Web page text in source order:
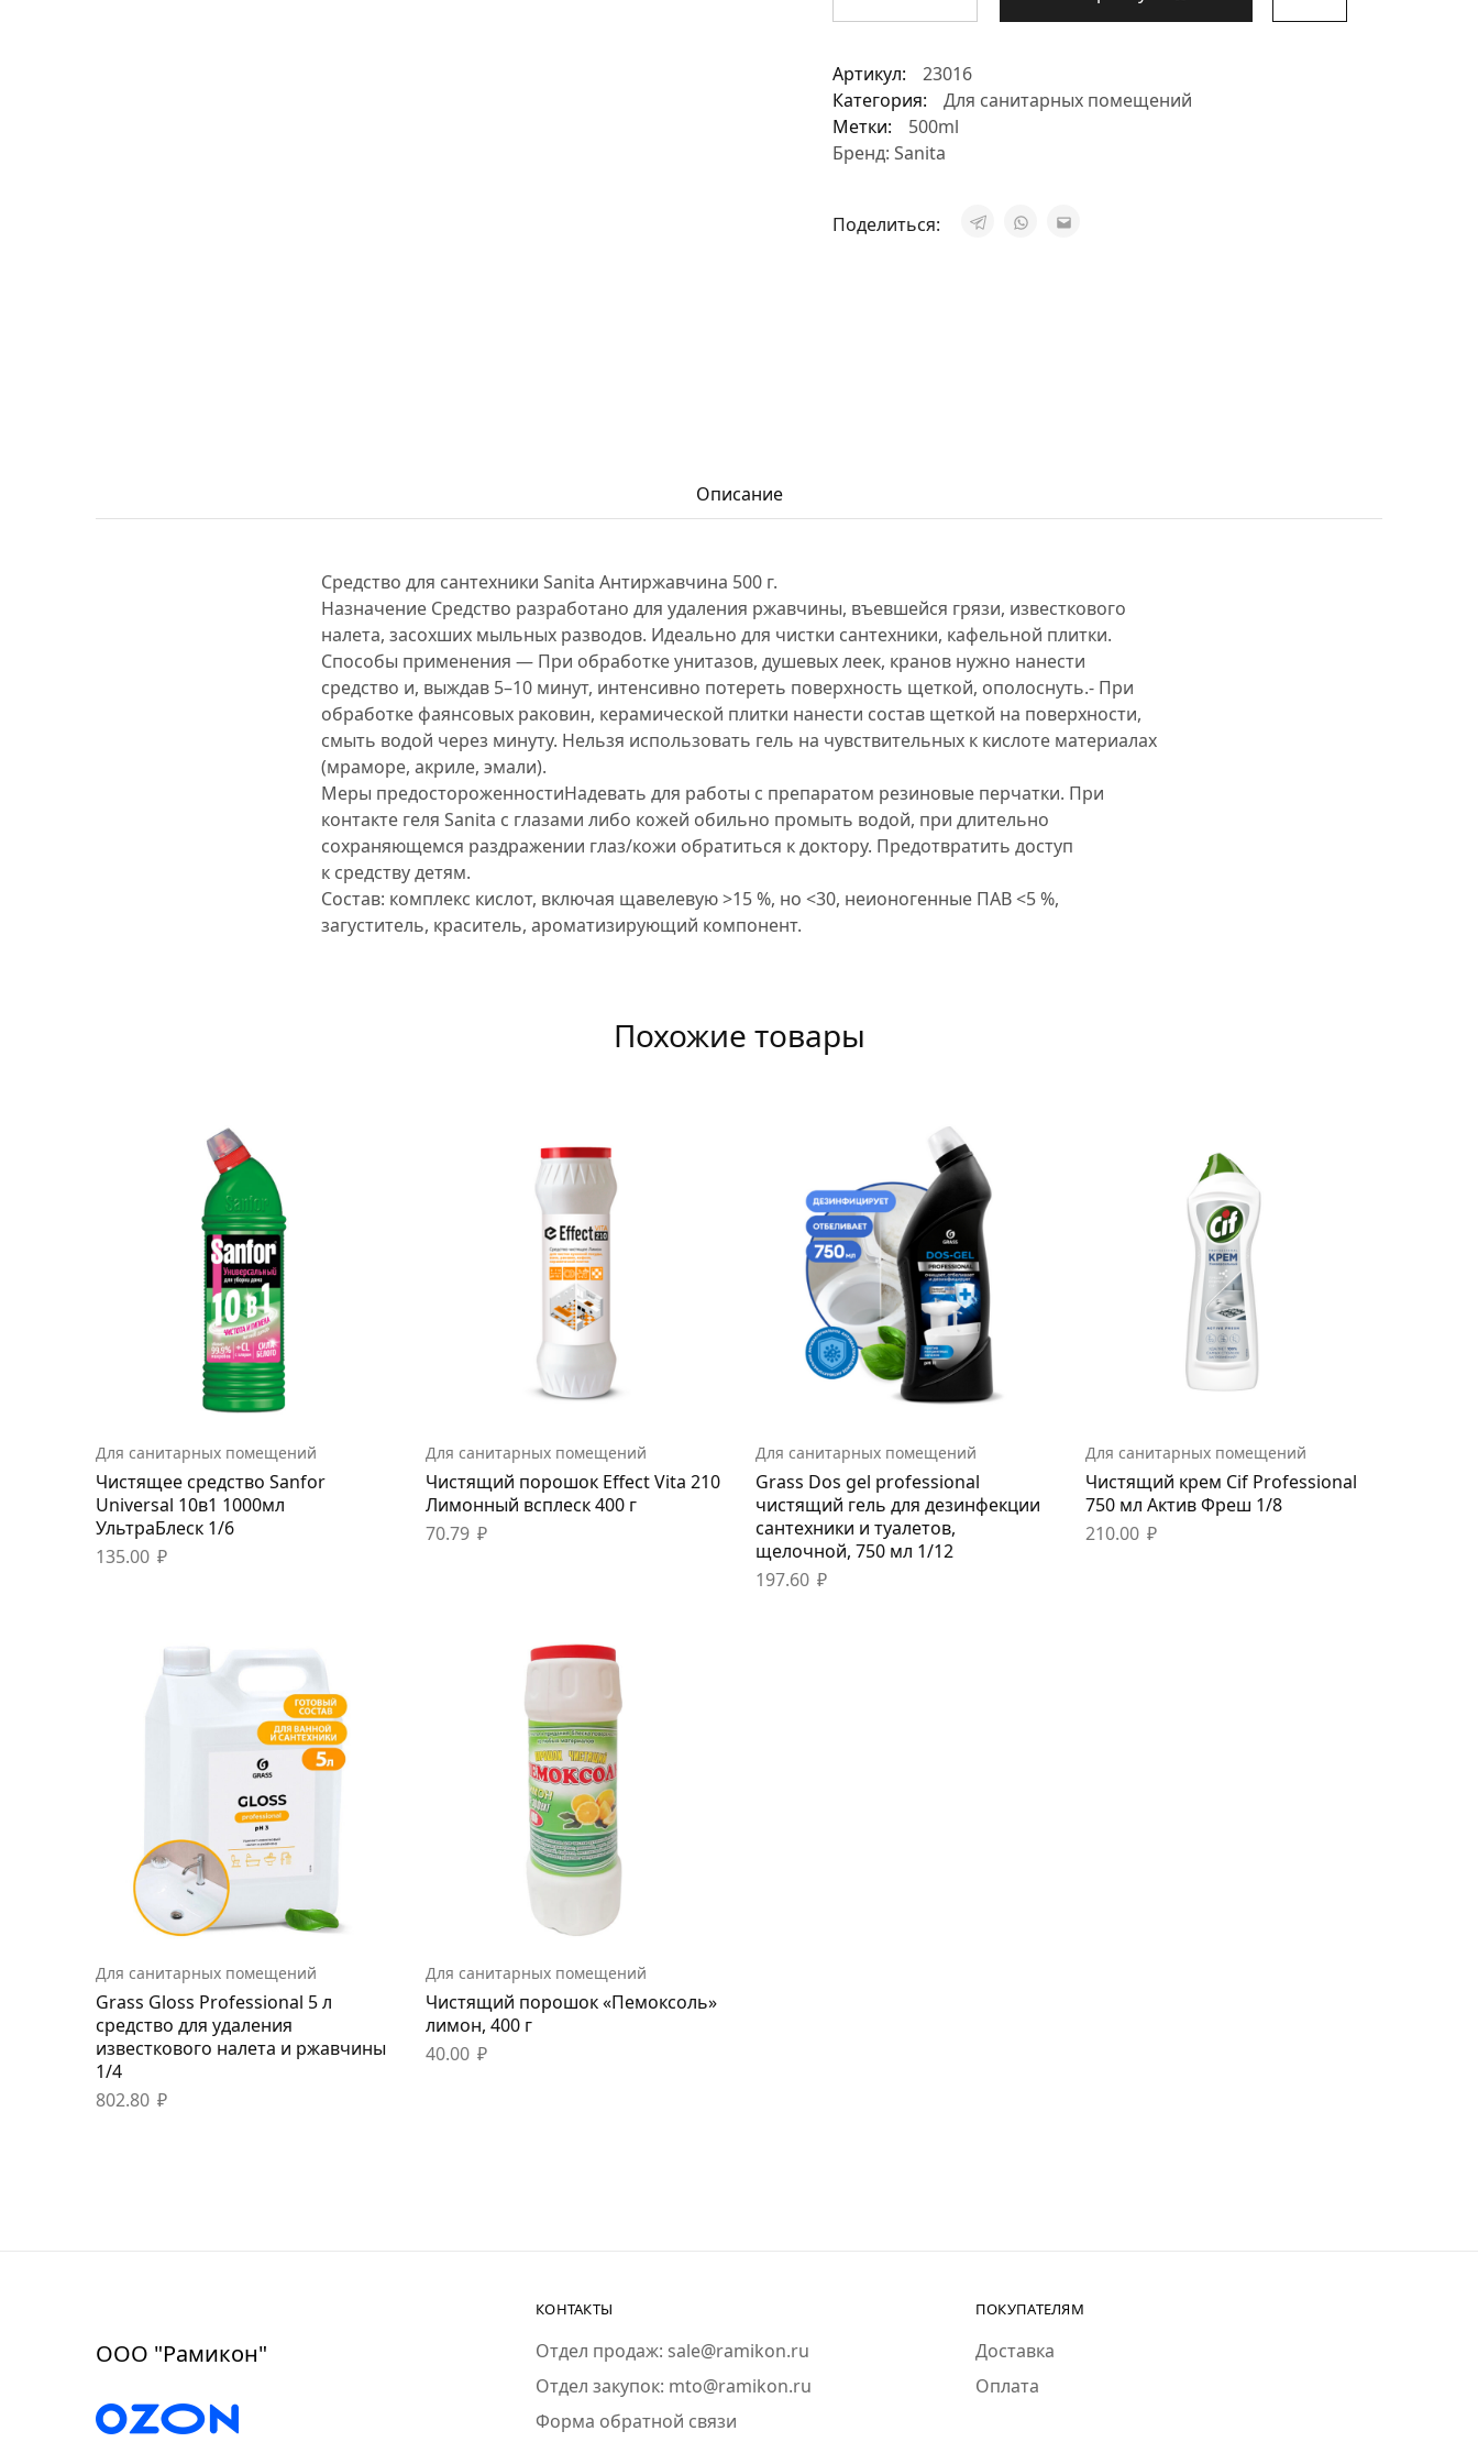
Артикул:
23016
Категория:
Для санитарных помещений
Метки:
500ml
Бренд: Sanita
Поделиться:
Описание
Средство для сантехники Sanita Антиржавчина 500 г.
Назначение Средство разработано для удаления ржавчины, въевшейся грязи, известкового
налета, засохших мыльных разводов. Идеально для чистки сантехники, кафельной плитки.
Способы применения — При обработке унитазов, душевых леек, кранов нужно нанести
средство и, выждав 5–10 минут, интенсивно потереть поверхность щеткой, ополоснуть.- При
обработке фаянсовых раковин, керамической плитки нанести состав щеткой на поверхности,
смыть водой через минуту. Нельзя использовать гель на чувствительных к кислоте материалах
(мраморе, акриле, эмали).
Меры предостороженностиНадевать для работы с препаратом резиновые перчатки. При
контакте геля Sanita с глазами либо кожей обильно промыть водой, при длительно
сохраняющемся раздражении глаз/кожи обратиться к доктору. Предотвратить доступ
к средству детям.
Состав: комплекс кислот, включая щавелевую >15 %, но <30, неионогенные ПАВ <5 %,
загуститель, краситель, ароматизирующий компонент.
Похожие товары
Для санитарных помещений
Чистящее средство Sanfor
Universal 10в1 1000мл
УльтраБлеск 1/6
135.00 ₽
Для санитарных помещений
Чистящий порошок Effect Vita 210
Лимонный всплеск 400 г
70.79 ₽
Для санитарных помещений
Grass Dos gel professional
чистящий гель для дезинфекции
сантехники и туалетов,
щелочной, 750 мл 1/12
197.60 ₽
Для санитарных помещений
Чистящий крем Cif Professional
750 мл Актив Фреш 1/8
210.00 ₽
Для санитарных помещений
Grass Gloss Professional 5 л
средство для удаления
известкового налета и ржавчины
1/4
802.80 ₽
Для санитарных помещений
Чистящий порошок «Пемоксоль»
лимон, 400 г
40.00 ₽
ООО "Рамикон"
КОНТАКТЫ
Отдел продаж: sale@ramikon.ru
Отдел закупок: mto@ramikon.ru
Форма обратной связи
ПОКУПАТЕЛЯМ
Доставка
Оплата